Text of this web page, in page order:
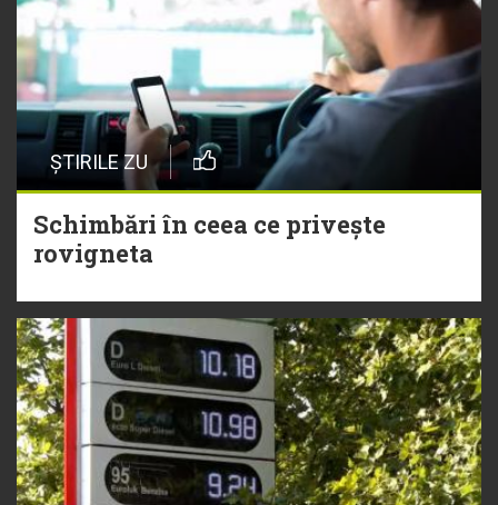
ȘTIRILE ZU
Schimbări în ceea ce privește
rovigneta